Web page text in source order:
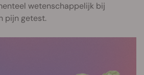
wetenschappelijk bij
pijn getest.